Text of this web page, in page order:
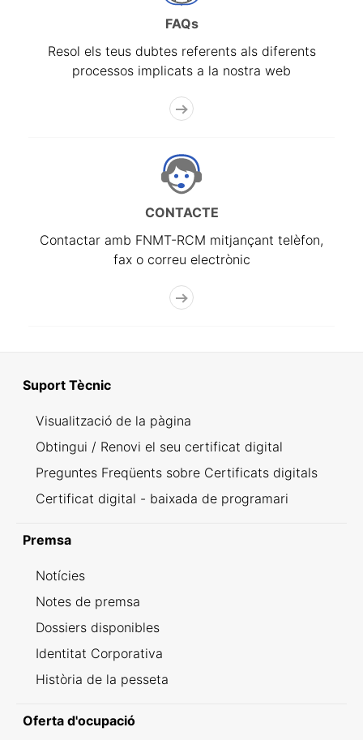
FAQs
Resol els teus dubtes referents als diferents
processos implicats a la nostra web
CONTACTE
Contactar amb FNMT-RCM mitjançant telèfon,
fax o correu electrònic
Suport Tècnic
Visualització de la pàgina
Obtingui / Renovi el seu certificat digital
Preguntes Freqüents sobre Certificats digitals
Certificat digital - baixada de programari
Premsa
Notícies
Notes de premsa
Dossiers disponibles
Identitat Corporativa
Història de la pesseta
Oferta d'ocupació